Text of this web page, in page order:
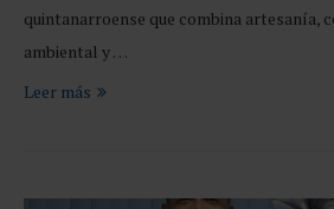
quintanarroense que combina artesanía,
ambiental y …
Leer más